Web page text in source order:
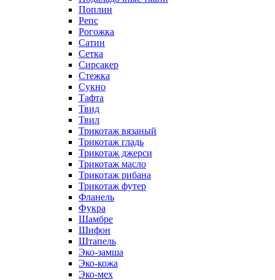
Поплин
Репс
Рогожка
Сатин
Сетка
Сирсакер
Стежка
Сукно
Тафта
Твид
Твил
Трикотаж вязаный
Трикотаж гладь
Трикотаж джерси
Трикотаж масло
Трикотаж рибана
Трикотаж футер
Фланель
Фукра
Шамбре
Шифон
Штапель
Эко-замша
Эко-кожа
Эко-мех